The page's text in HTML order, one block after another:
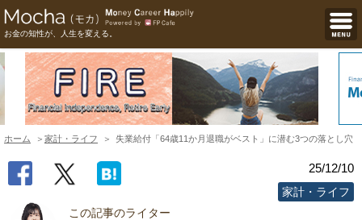
お金の知性が、人生を変える。
ホーム 家計・ライフ 失業給付「64歳11か月退職がベスト」に潜む3つの落とし穴
25/12/10
家計・ライフ
この記事のライター